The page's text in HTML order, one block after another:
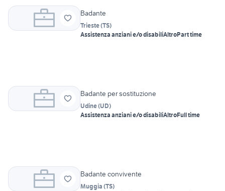
Badante
Trieste(TS)
Assistenza anziani e/o disabiliAltroPart time
Badante per sostituzione
Udine(UD)
Assistenza anziani e/o disabiliAltroFull time
Badante convivente
Muggia (TS)